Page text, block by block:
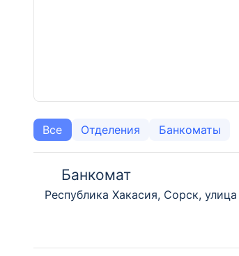
Все Отделения Банкоматы
Банкомат
Республика Хакасия, Сорск,